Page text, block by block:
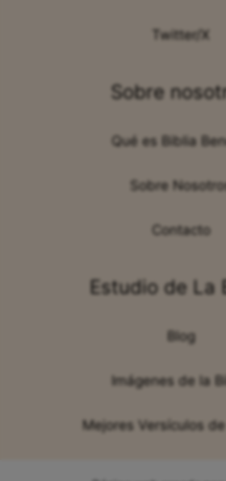
Twitter/X
Sobre
Qué es Biblia
Sobre
Contacto
Estudio de La
Blog
Imágenes de la
Mejores Versículos